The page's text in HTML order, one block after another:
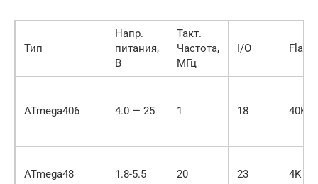
Тип
Напр.
питания,
В
Такт.
Частота,
МГц
I/O Flash
ATmega406 4.0 — 25 1 18 40K
ATmega48 1.8-5.5 20 23 4K